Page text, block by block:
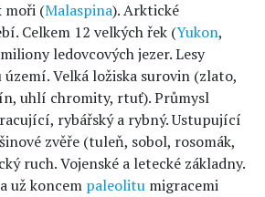
moři (Malaspina). Arktické
Celkem 12 velkých řek (Yukon,
ledovcových jezer. Lesy
Velká ložiska surovin (zlato,
uhlí chromity, rtuť). Průmysl
rybářský a rybný. Ustupující
zvěře (tuleň, sobol, rosomák,
ruch. Vojenské a letecké základny.
už koncem paleolitu migracemi